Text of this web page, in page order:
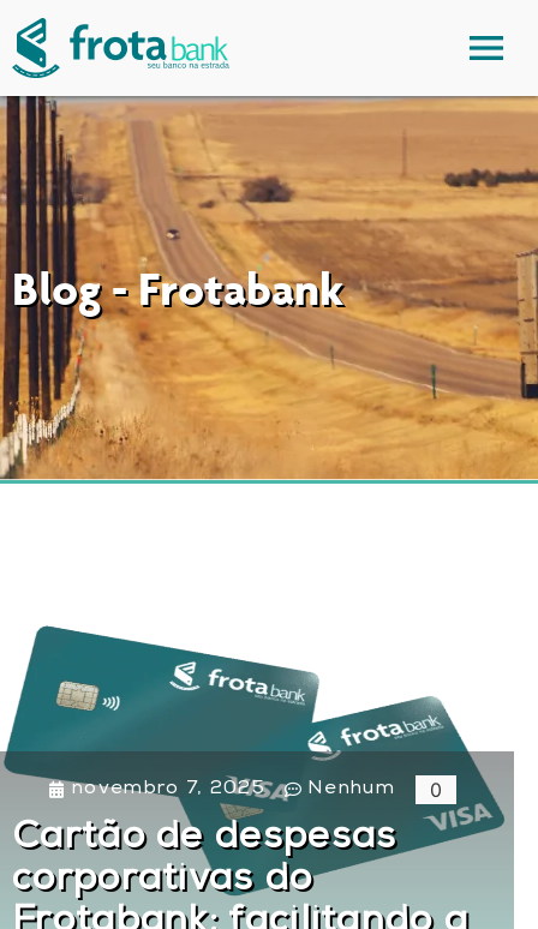
Blog - Frotabank
novembro 7, 2025 Nenhum 0
Cartão de despesas
corporativas do